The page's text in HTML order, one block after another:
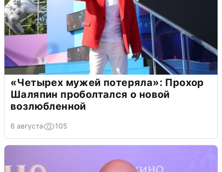
«Четырех мужей потеряла»: Прохор
Шаляпин проболтался о новой
возлюбленной
6 августа 105